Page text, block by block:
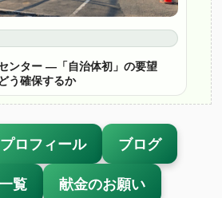
ンター ―「自治体初」の要望
う確保するか
プロフィール
ブログ
覧
献金のお願い